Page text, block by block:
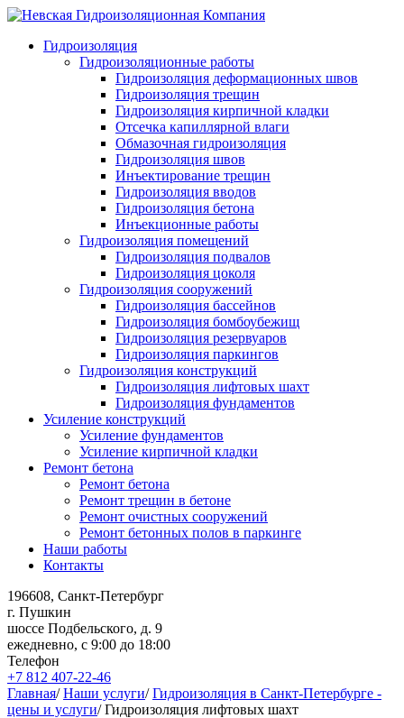
Гидроизоляция
Гидроизоляционные работы
Гидроизоляция деформационных швов
Гидроизоляция трещин
Гидроизоляция кирпичной кладки
Отсечка капиллярной влаги
Обмазочная гидроизоляция
Гидроизоляция швов
Инъектирование трещин
Гидроизоляция вводов
Гидроизоляция бетона
Инъекционные работы
Гидроизоляция помещений
Гидроизоляция подвалов
Гидроизоляция цоколя
Гидроизоляция сооружений
Гидроизоляция бассейнов
Гидроизоляция бомбоубежищ
Гидроизоляция резервуаров
Гидроизоляция паркингов
Гидроизоляция конструкций
Гидроизоляция лифтовых шахт
Гидроизоляция фундаментов
Усиление конструкций
Усиление фундаментов
Усиление кирпичной кладки
Ремонт бетона
Ремонт бетона
Ремонт трещин в бетоне
Ремонт очистных сооружений
Ремонт бетонных полов в паркинге
Наши работы
Контакты
196608, Санкт-Петербург
г. Пушкин
шоссе Подбельского, д. 9
ежедневно, с 9:00 до 18:00
Телефон
+7 812 407-22-46
Главная/ Наши услуги/ Гидроизоляция в Санкт-Петербурге -
цены и услуги/ Гидроизоляция лифтовых шахт